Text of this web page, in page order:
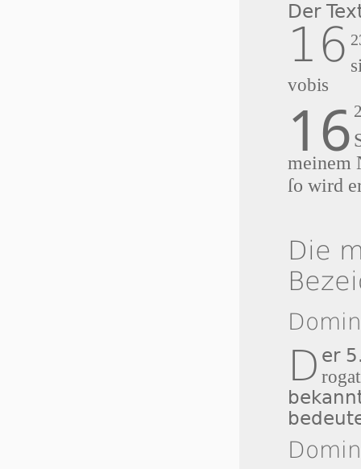
Der
16
vobis
16
meinem
ſo wird
Die
D er